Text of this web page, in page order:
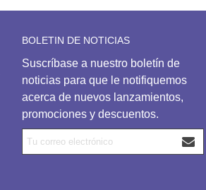
BOLETIN DE NOTICIAS
Suscríbase a nuestro boletín de
noticias para que le notifiquemos
acerca de nuevos lanzamientos,
promociones y descuentos.